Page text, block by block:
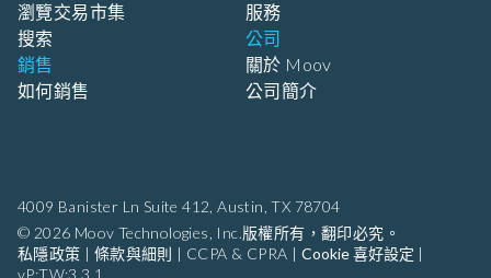
4009 Banister Ln Suite 412, Austin, TX 78704
© 2026 Moov Technologies, Inc.版權所有，翻印必究。
私隱政策 | 條款與細則 | CCPA & CPRA | Cookie 喜好設定 |
vP:TW:3.3.1
瀏覽交易市集
搜索
銷售
如何銷售
服務
公司
關於 Moov
公司簡介